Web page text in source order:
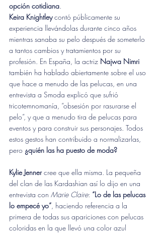
opción cotidiana.
Keira Knightley contó públicamente su
experiencia llevándolas durante cinco años
mientras sanaba su pelo después de someterlo
a tantos cambios y tratamientos por su
profesión. En España, la actriz Najwa Nimri
también ha hablado abiertamente sobre el uso
que hace a menudo de las pelucas, en una
entrevista a Smoda explicó que sufrió
tricotemnomanía, “obsesión por rasurarse el
pelo”, y que a menudo tira de pelucas para
eventos y para construir sus personajes. Todos
estos gestos han contribuido a normalizarlas,
pero ¿quién las ha puesto de moda?
Kylie Jenner cree que ella misma. La pequeña
del clan de las Kardashian así lo dijo en una
entrevista con Marie Claire: “Lo de las pelucas
lo empecé yo”, haciendo referencia a la
primera de todas sus apariciones con pelucas
coloridas en la que llevó una color azul